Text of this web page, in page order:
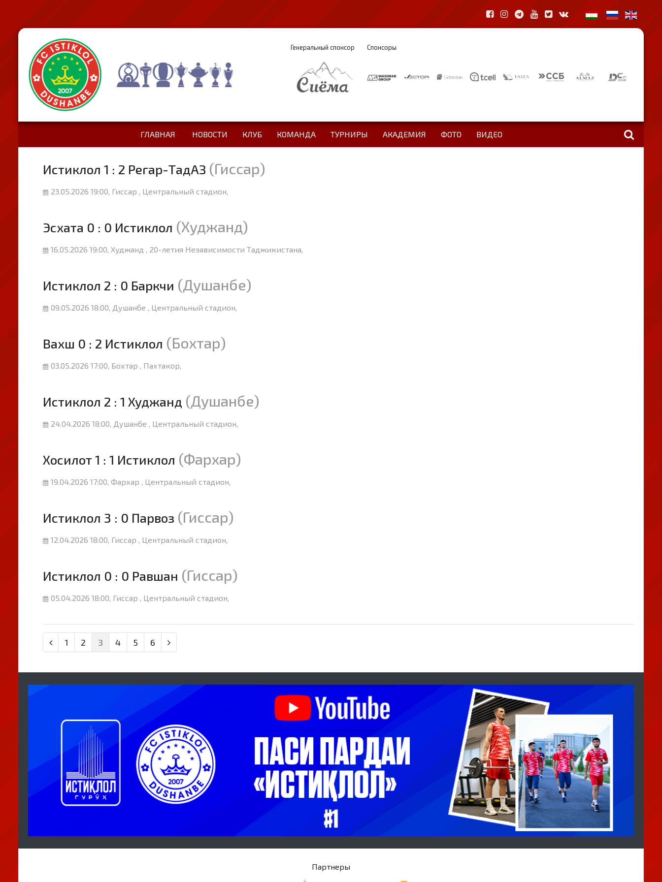
Генеральный спонсор Спонсоры
ГЛАВНАЯ НОВОСТИ КЛУБ КОМАНДА ТУРНИРЫ АКАДЕМИЯ ФОТО ВИДЕО
Истиклол 1 : 2 Регар-ТадАЗ (Гиссар)
23.05.2026 19:00, Гиссар , Центральный стадион,
Эсхата 0 : 0 Истиклол (Худжанд)
16.05.2026 19:00, Худжанд , 20-летия Независимости Таджикистана,
Истиклол 2 : 0 Баркчи (Душанбе)
09.05.2026 18:00, Душанбе , Центральный стадион,
Вахш 0 : 2 Истиклол (Бохтар)
03.05.2026 17:00, Бохтар , Пахтакор,
Истиклол 2 : 1 Худжанд (Душанбе)
24.04.2026 18:00, Душанбе , Центральный стадион,
Хосилот 1 : 1 Истиклол (Фархар)
19.04.2026 17:00, Фархар , Центральный стадион,
Истиклол 3 : 0 Парвоз (Гиссар)
12.04.2026 18:00, Гиссар , Центральный стадион,
Истиклол 0 : 0 Равшан (Гиссар)
05.04.2026 18:00, Гиссар , Центральный стадион,
1 2 3 4 5 6
Партнеры